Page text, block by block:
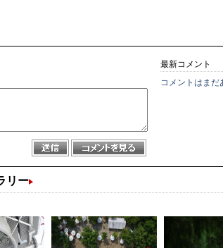
最新コメント
コメントはまだ